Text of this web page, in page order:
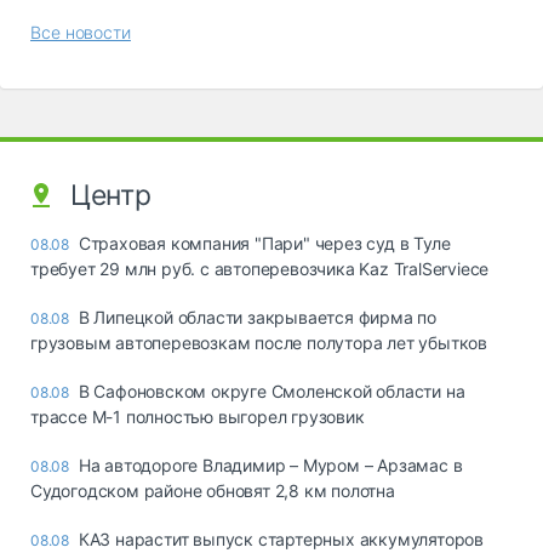
Все новости
Центр
08.08 Страховая компания "Пари" через суд в Туле
требует 29 млн руб. с автоперевозчика Kaz TralServiece
08.08 В Липецкой области закрывается фирма по
грузовым автоперевозкам после полутора лет убытков
08.08 В Сафоновском округе Смоленской области на
трассе М-1 полностью выгорел грузовик
08.08 На автодороге Владимир – Муром – Арзамас в
Судогодском районе обновят 2,8 км полотна
08.08 КАЗ нарастит выпуск стартерных аккумуляторов